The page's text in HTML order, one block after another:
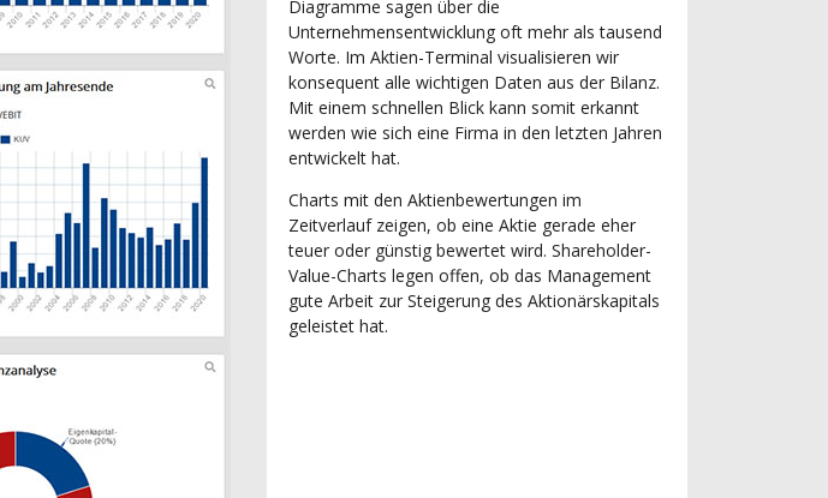
Diagramme sagen über die
Unternehmensentwicklung oft mehr als tausend
Worte. Im Aktien-Terminal visualisieren wir
konsequent alle wichtigen Daten aus der Bilanz.
Mit einem schnellen Blick kann somit erkannt
werden wie sich eine Firma in den letzten Jahren
entwickelt hat.
Charts mit den Aktienbewertungen im
Zeitverlauf zeigen, ob eine Aktie gerade eher
teuer oder günstig bewertet wird. Shareholder-
Value-Charts legen offen, ob das Management
gute Arbeit zur Steigerung des Aktionärskapitals
geleistet hat.